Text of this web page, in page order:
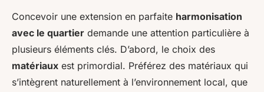
Concevoir une extension en parfaite harmonisation
avec le quartier demande une attention particulière à
plusieurs éléments clés. D’abord, le choix des
matériaux est primordial. Préférez des matériaux qui
s’intègrent naturellement à l’environnement local, que